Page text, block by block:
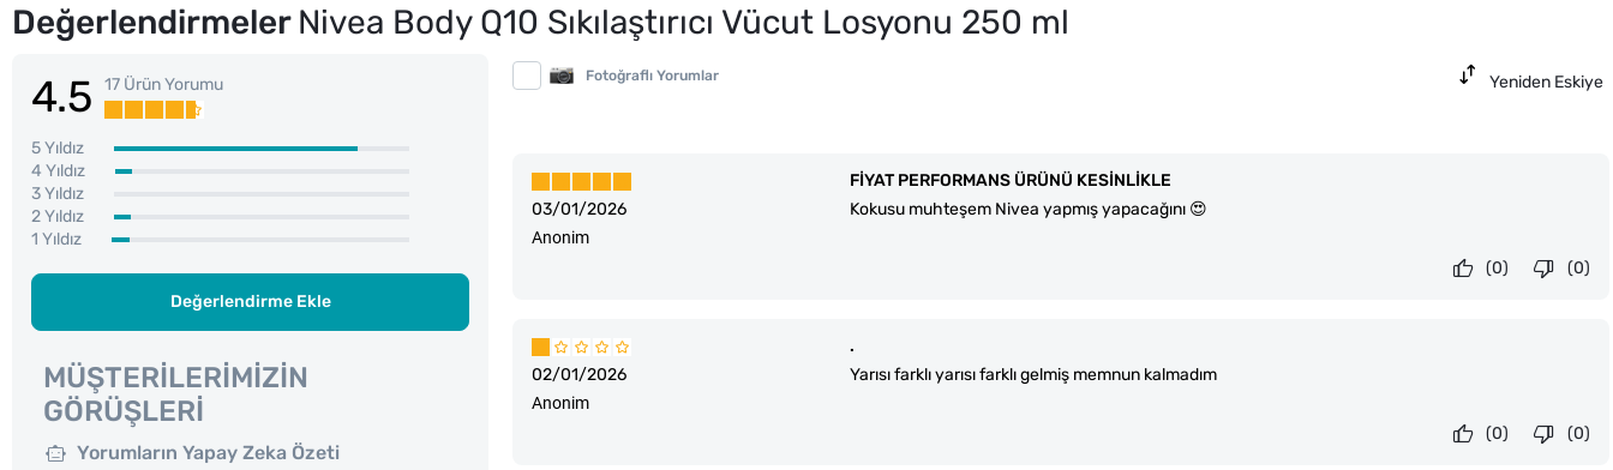
Değerlendirmeler Nivea Body Q10 Sıkılaştırıcı Vücut Losyonu 250 ml
4.5 17 Ürün Yorumu
5 Yıldız
4 Yıldız
3 Yıldız
2 Yıldız
1 Yıldız
Değerlendirme Ekle
MÜŞTERILERIMIZIN
GÖRÜŞLERI
Yorumların Yapay Zeka Özeti
Fotoğraflı Yorumlar Yeniden Eskiye
03/01/2026
FİYAT PERFORMANS ÜRÜNÜ KESİNLİKLE
Kokusu muhteşem Nivea yapmış yapacağını 😍
Anonim
(0)
(0)
02/01/2026
.
Yarısı farklı yarısı farklı gelmiş memnun kalmadım
Anonim
(0)
(0)